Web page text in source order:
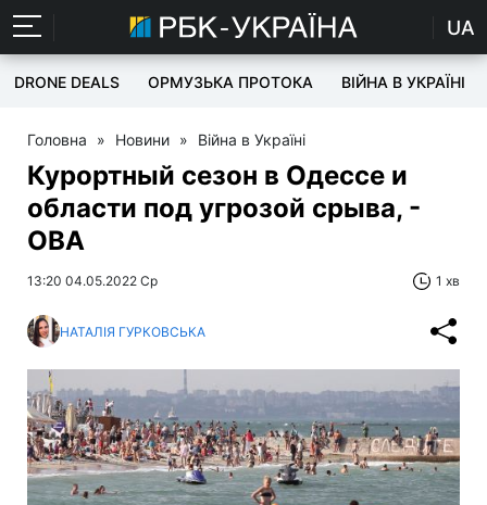
UA
DRONE DEALS ОРМУЗЬКА ПРОТОКА ВІЙНА В УКРАЇНІ
Головна » Новини » Війна в Україні
Курортный сезон в Одессе и
области под угрозой срыва, -
ОВА
13:20 04.05.2022 Ср 1 хв
НАТАЛІЯ ГУРКОВСЬКА